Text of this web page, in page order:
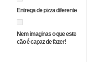
Entrega de pizza diferente
Nem imaginas o que este
cão é capaz de fazer!